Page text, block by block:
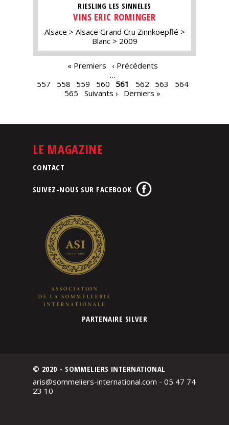
RIESLING LES SINNELES
VINS ERIC ROMINGER
Alsace
Alsace Grand Cru Zinnkoepflé
Blanc
2009
« Premiers
‹ Précédents
…
557
558 559 560 561 562 563
564
565
Suivants › Derniers »
LE MAGAZINE
CONTACT
SUIVEZ-NOUS SUR FACEBOOK
PARTENAIRE SILVER
© 2020 - SOMMELIERS INTERNATIONAL
aris@sommeliers-international.com - 05 47 74
23 10